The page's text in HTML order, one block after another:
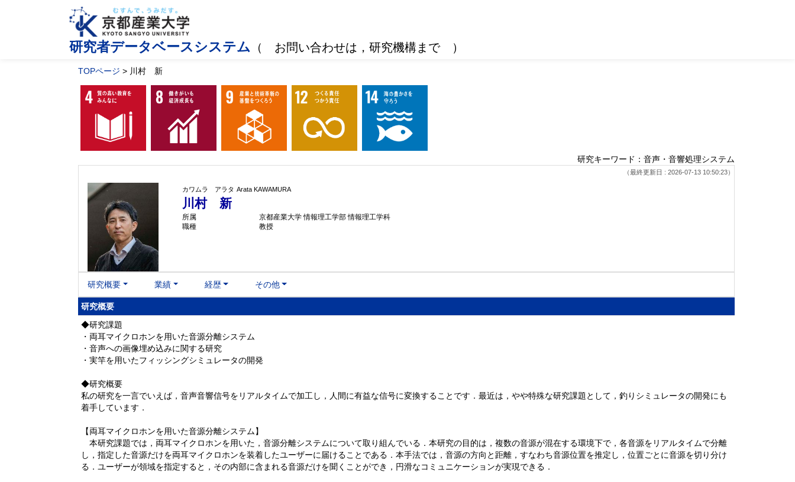
研究者データベースシステム （ お問い合わせは，研究機構まで ）
TOPページ > 川村 新
研究キーワード：音声・音響処理システム
（最終更新日 : 2026-07-13 10:50:23）
カワムラ アラタ Arata KAWAMURA
川村 新
所属
京都産業大学 情報理工学部 情報理工学科
職種
教授
研究概要 業績 経歴 その他
研究概要
◆研究課題
・両耳マイクロホンを用いた音源分離システム
・音声への画像埋め込みに関する研究
・実竿を用いたフィッシングシミュレータの開発
◆研究概要
私の研究を一言でいえば，音声音響信号をリアルタイムで加工し，人間に有益な信号に変換することです．最近は，やや特殊な研究課題として，釣りシミュレータの開発にも
着手しています．
【両耳マイクロホンを用いた音源分離システム】
本研究課題では，両耳マイクロホンを用いた，音源分離システムについて取り組んでいる．本研究の目的は，複数の音源が混在する環境下で，各音源をリアルタイムで分離
し，指定した音源だけを両耳マイクロホンを装着したユーザーに届けることである．本手法では，音源の方向と距離，すなわち音源位置を推定し，位置ごとに音源を切り分け
る．ユーザーが領域を指定すると，その内部に含まれる音源だけを聞くことができ，円滑なコミュニケーションが実現できる．